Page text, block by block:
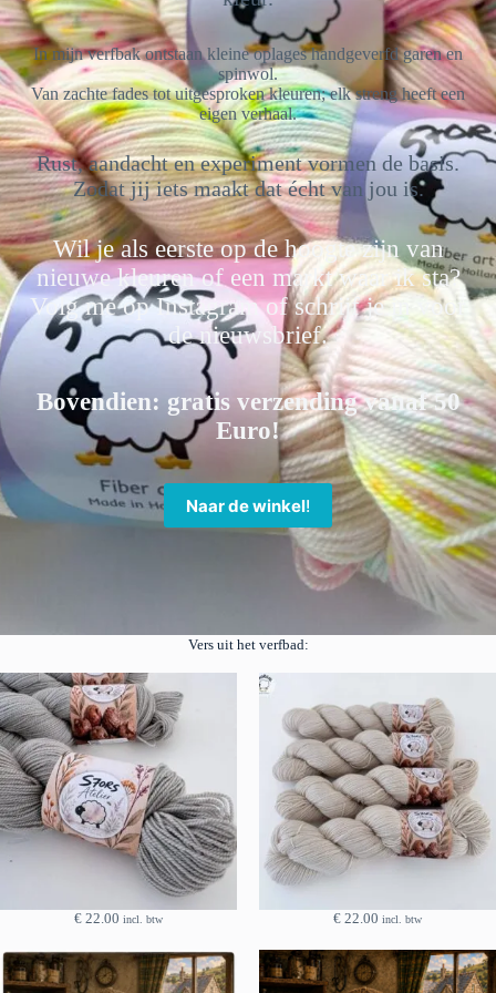
In mijn verfbak ontstaan kleine oplages handgeverfd garen en
spinwol.
Van zachte fades tot uitgesproken kleuren; elk streng heeft een
eigen verhaal.
Rust, aandacht en experiment vormen de basis.
Zodat jij iets maakt dat écht van jou is.
Wil je als eerste op de hoogte zijn van
nieuwe kleuren of een markt waar ik sta?
Volg me op Instagram of schrijf je in voor
de nieuwsbrief.
Bovendien: gratis verzending vanaf 50
Euro!
Naar de winkel!
Vers uit het verfbad:
€ 22.00 incl. btw € 22.00 incl. btw